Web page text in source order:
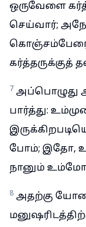
ஒருவேளை
செய்வார்;
7 அப்பொழுது
பார்த்து:
போம்; இதோ,
நானும்
8 அதற்கு